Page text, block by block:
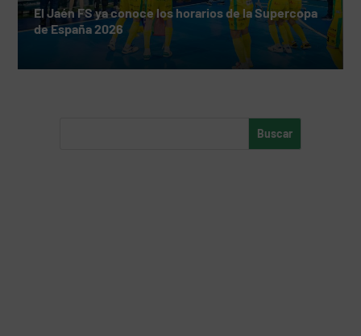
El Jaén FS ya conoce los horarios de la Supercopa
de España 2026